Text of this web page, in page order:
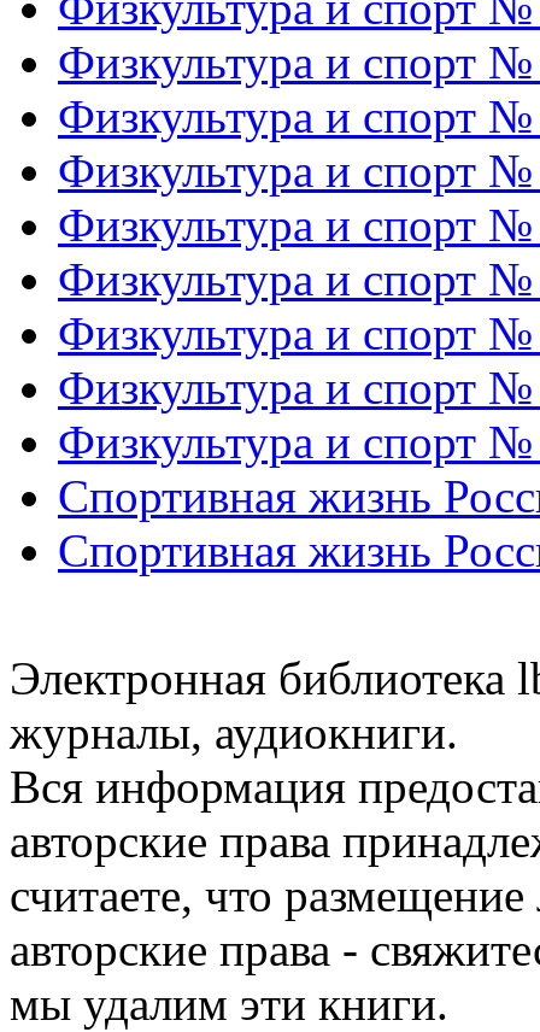
Физкультура и спорт
Физкультура и спорт
Физкультура и спорт
Физкультура и спорт
Физкультура и спорт
Физкультура и спорт
Физкультура и спорт
Физкультура и спорт
Спортивная жизнь
Спортивная жизнь
Электронная библиотека
журналы, аудиокниги.
Вся информация
авторские права
считаете, что
авторские права -
мы удалим эти книги.